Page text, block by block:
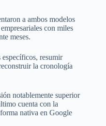
a ambos modelos
con miles
meses.
resumir
la cronología
notablemente superior
cuenta con la
nativa en Google